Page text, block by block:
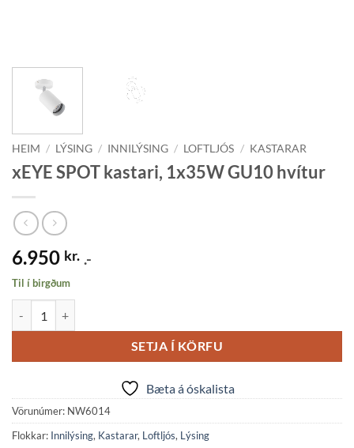
HEIM / LÝSING / INNILÝSING / LOFTLJÓS / KASTARAR
xEYE SPOT kastari, 1x35W GU10 hvítur
6.950 kr. .-
Til í birgðum
SETJA Í KÖRFU
Bæta á óskalista
Vörunúmer: NW6014
Flokkar: Innilýsing, Kastarar, Loftljós, Lýsing